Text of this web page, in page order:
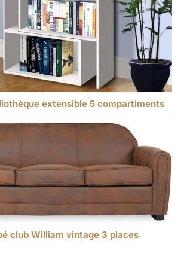
extensible 5 compartiments
club William vintage 3 places